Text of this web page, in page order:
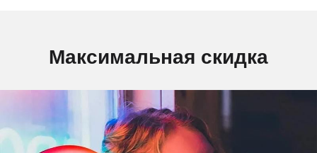
Максимальная скидка